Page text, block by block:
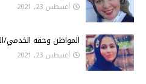
أغسطس 23, 2021
المواطن وحقه الخدمي/
أغسطس 23, 2021